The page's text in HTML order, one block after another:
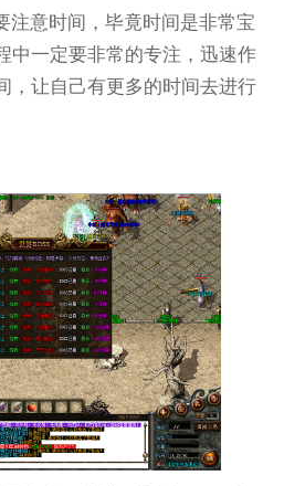
注意时间，毕竟时间是非常宝
中一定要非常的专注，迅速作
，让自己有更多的时间去进行